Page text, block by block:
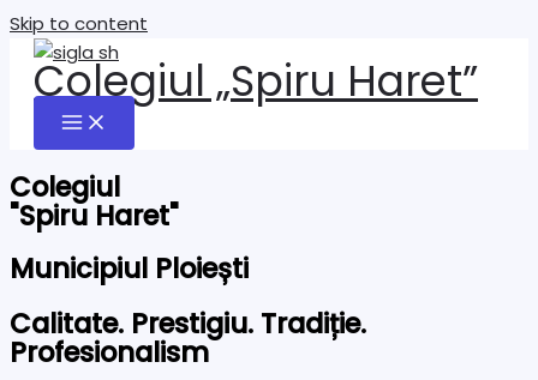
Skip to content
Colegiul „Spiru Haret”
Colegiul
"Spiru Haret"
Municipiul Ploiești
Calitate. Prestigiu. Tradiție.
Profesionalism